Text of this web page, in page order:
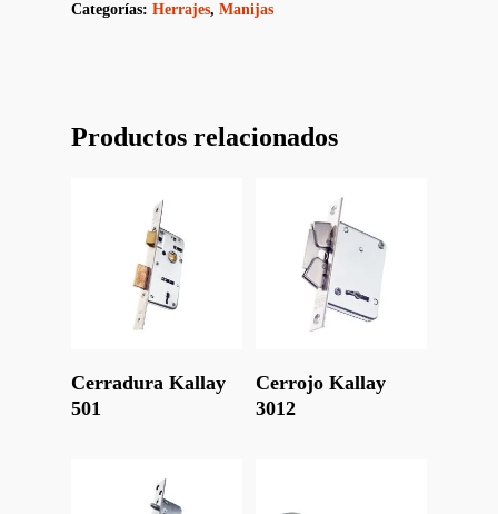
Categorías: Herrajes, Manijas
Productos relacionados
Cerradura Kallay
501
Leer Más
Cerrojo Kallay
3012